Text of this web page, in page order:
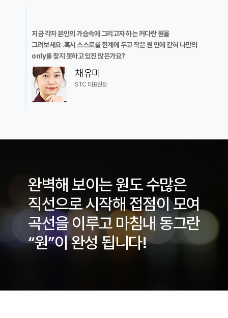
지금 각자 본인의 가슴속에 그리고자 하는 커다란 원을
그려보세요 .혹시 스스로를 한계에 두고 작은 원 안에 갇혀 나만의
only를 찾지 못하고 있진 않은가요?
채유미
STC 대표원장
완벽해 보이는 원도 수많은
직선으로 시작해 접점이 모여
곡선을 이루고 마침내 동그란
“원”이 완성 됩니다!